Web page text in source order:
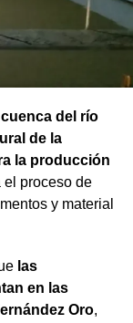
del río
de la
la producción
proceso de
y material
las
en las
Oro,